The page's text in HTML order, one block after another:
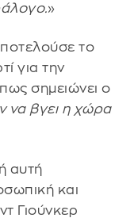
»
το
για την
σημειώνει ο
να βγει η χώρα
αυτή
και
Γιούνκερ